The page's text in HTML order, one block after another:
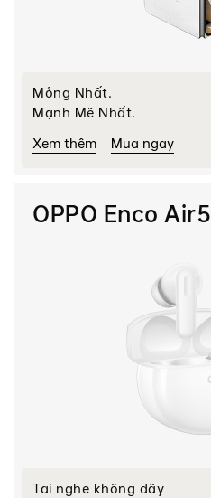
Mỏng Nhất.
Mạnh Mẽ Nhất.
Xem thêm
Mua ngay
OPPO Enco Air5
Tai nghe không dây